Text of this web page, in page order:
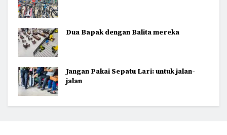
Dua Bapak dengan Balita mereka
Jangan Pakai Sepatu Lari: untuk jalan-
jalan